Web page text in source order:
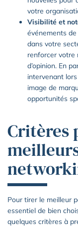
votre
Visibilité et
événements
dans votre
renforcer votre
d’opinion. En
intervenant
image de
opportunités
Critères
Pour tirer le meilleur
essentiel de bien
quelques critères à